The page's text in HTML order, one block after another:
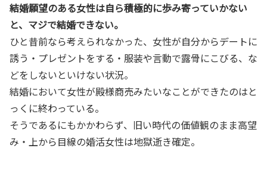
結婚願望のある女性は自ら積極的に歩み寄っていかない
と、マジで結婚できない。
ひと昔前なら考えられなかった、女性が自分からデートに
誘う・プレゼントをする・服装や言動で露骨にこびる、な
どをしないといけない状況。
結婚において女性が殿様商売みたいなことができたのはと
っくに終わっている。
そうであるにもかかわらず、旧い時代の価値観のまま高望
み・上から目線の婚活女性は地獄逝き確定。